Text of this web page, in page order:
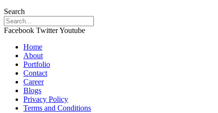
Search
Facebook TwitterYoutube
Home
About
Portfolio
Contact
Career
Blogs
Privacy Policy
Terms and Conditions